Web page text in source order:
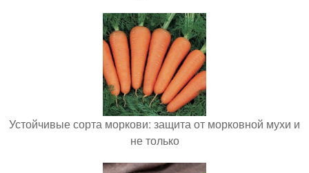
Устойчивые сорта моркови: защита от морковной мухи и
не только